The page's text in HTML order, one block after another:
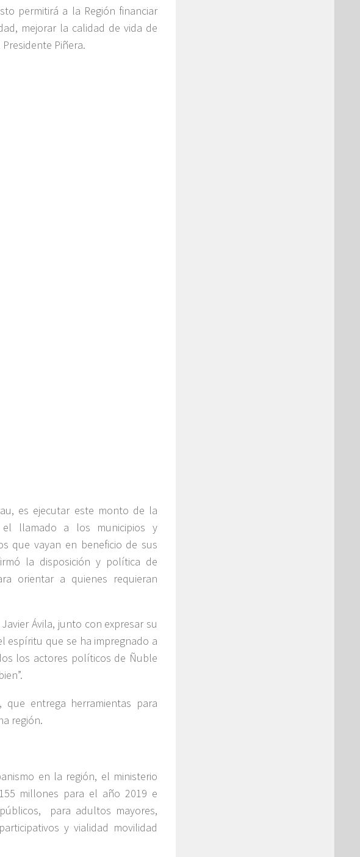
permitirá a la Región financiar
mejorar la calidad de vida de
Piñera.
es ejecutar este monto de la
llamado a los municipios y
que vayan en beneficio de sus
la disposición y política de
orientar a quienes requieran
Ávila, junto con expresar su
espíritu que se ha impregnado a
los actores políticos de Ñuble
entrega herramientas para
región.
en la región, el ministerio
millones para el año 2019 e
para adultos mayores,
y vialidad movilidad